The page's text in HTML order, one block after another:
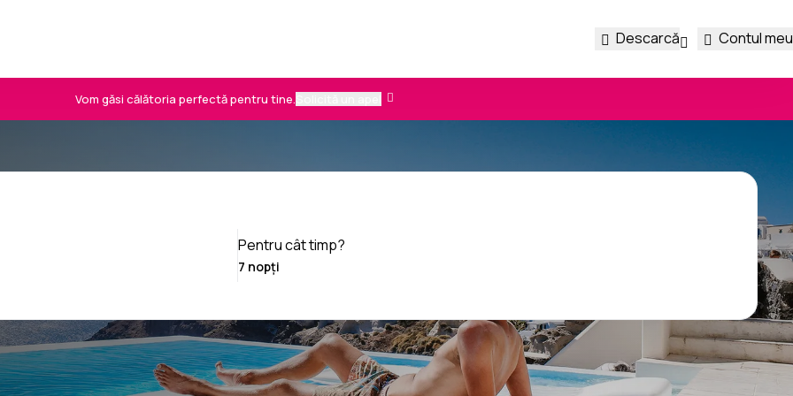
Descarcă Contul meu
Vom găsi călătoria perfectă pentru tine.
Pentru cât timp?